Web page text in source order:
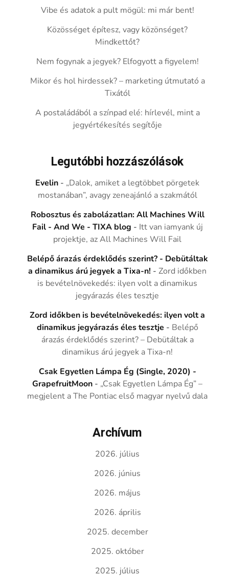
Vibe és adatok a pult mögül: mi már bent!
Közösséget építesz, vagy közönséget?
Mindkettőt?
Nem fogynak a jegyek? Elfogyott a figyelem!
Mikor és hol hirdessek? – marketing útmutató a
Tixától
A postaládából a színpad elé: hírlevél, mint a
jegyértékesítés segítője
Legutóbbi hozzászólások
Evelin - „Dalok, amiket a legtöbbet pörgetek
mostanában”, avagy zeneajánló a szakmától
Robosztus és zabolázatlan: All Machines Will
Fail - And We - TIXA blog - Itt van iamyank új
projektje, az All Machines Will Fail
Belépő árazás érdeklődés szerint? - Debütáltak
a dinamikus árú jegyek a Tixa-n! -Zord időkben
is bevételnövekedés: ilyen volt a dinamikus
jegyárazás éles tesztje
Zord időkben is bevételnövekedés: ilyen volt a
dinamikus jegyárazás éles tesztje - Belépő
árazás érdeklődés szerint? – Debütáltak a
dinamikus árú jegyek a Tixa-n!
Csak Egyetlen Lámpa Ég (Single, 2020) -
GrapefruitMoon - „Csak Egyetlen Lámpa Ég” –
megjelent a The Pontiac első magyar nyelvű dala
Archívum
2026. július
2026. június
2026. május
2026. április
2025. december
2025. október
2025. július